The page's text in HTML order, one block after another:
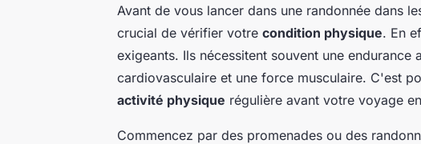
Avant de vous lancer dans une randonnée dans
crucial de vérifier votre condition physique. En
exigeants. Ils nécessitent souvent une
cardiovasculaire et une force musculaire. C'est
activité physique régulière avant votre voyage
Commencez par des promenades ou des